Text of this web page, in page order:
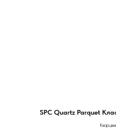
SPC Quartz Parquet